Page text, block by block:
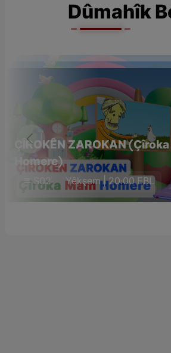
Dûmahîk
ÇÎROKÊN ZAROKAN
Homere)
S02 Yêkşem | 20:00 EBL